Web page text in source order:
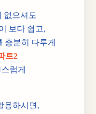
없으셔도
보다 쉽고,
충분히 다루게
트2
럽게
용하시면,